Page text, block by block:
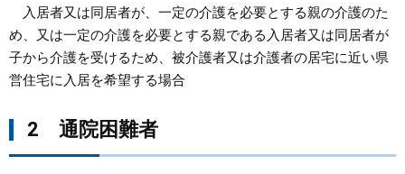
入居者又は同居者が、一定の介護を必要とする親の介護のた
め、又は一定の介護を必要とする親である入居者又は同居者が
子から介護を受けるため、被介護者又は介護者の居宅に近い県
営住宅に入居を希望する場合
2 通院困難者